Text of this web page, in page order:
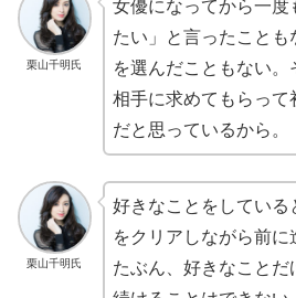
栗山千明氏
女優になってから一度
たい」と言ったこと
を選んだこともない。
相手に求めてもらって
だと思っているから。
栗山千明氏
好きなことをしている
をクリアしながら前に
たぶん、好きなことだ